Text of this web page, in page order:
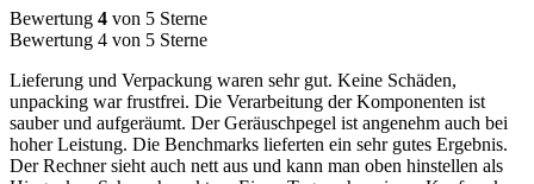
Bewertung 4 von 5 Sterne
Bewertung 4 von 5 Sterne
Lieferung und Verpackung waren sehr gut. Keine Schäden,
unpacking war frustfrei. Die Verarbeitung der Komponenten ist
sauber und aufgeräumt. Der Geräuschpegel ist angenehm auch bei
hoher Leistung. Die Benchmarks lieferten ein sehr gutes Ergebnis.
Der Rechner sieht auch nett aus und kann man oben hinstellen als